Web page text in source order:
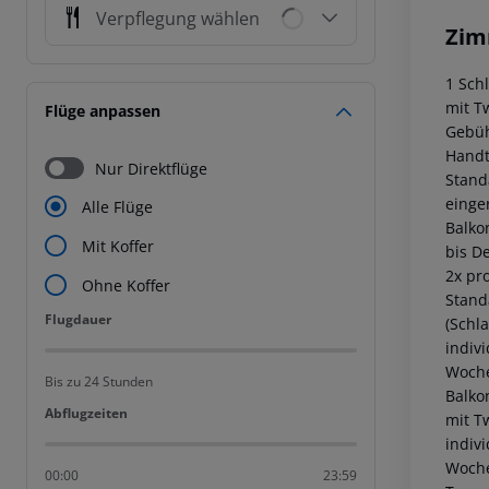
Verpflegung wählen
Flüge anpassen
Nur Direktflüge
Alle Flüge
Mit Koffer
Ohne Koffer
Flugdauer
Flugdauer
Bis zu 24 Stunden
Abflugzeiten
Abflugzeiten
00:00 23:59
1
mit
bis
2x
mit